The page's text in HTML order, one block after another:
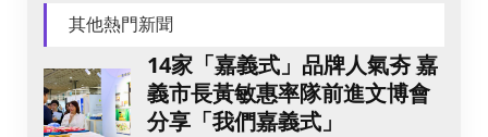
其他熱門新聞
14家「嘉義式」品牌人氣夯 嘉
義市長黃敏惠率隊前進文博會
分享「我們嘉義式」